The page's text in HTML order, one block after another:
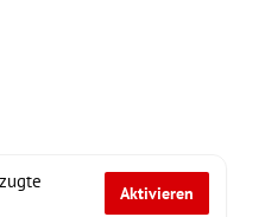
Aktivieren